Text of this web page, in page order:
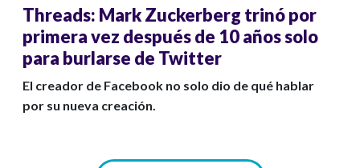
Threads: Mark Zuckerberg trinó por
primera vez después de 10 años solo
para burlarse de Twitter
El creador de Facebook no solo dio de qué hablar
por su nueva creación.